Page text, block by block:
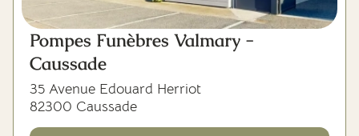
Pompes Funèbres Valmary -
Caussade
35 Avenue Edouard Herriot
82300 Caussade